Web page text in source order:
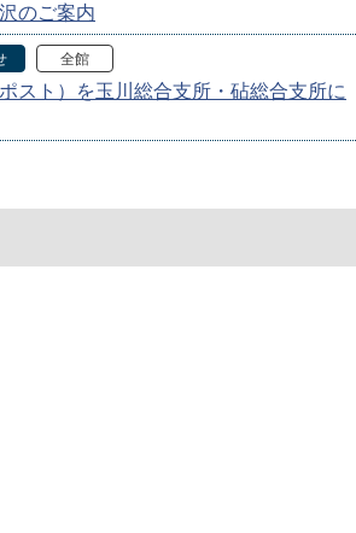
のご案内
全館
スト）を玉川総合支所・砧総合支所に